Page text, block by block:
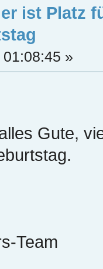
ist Platz
»
Gute,
Team